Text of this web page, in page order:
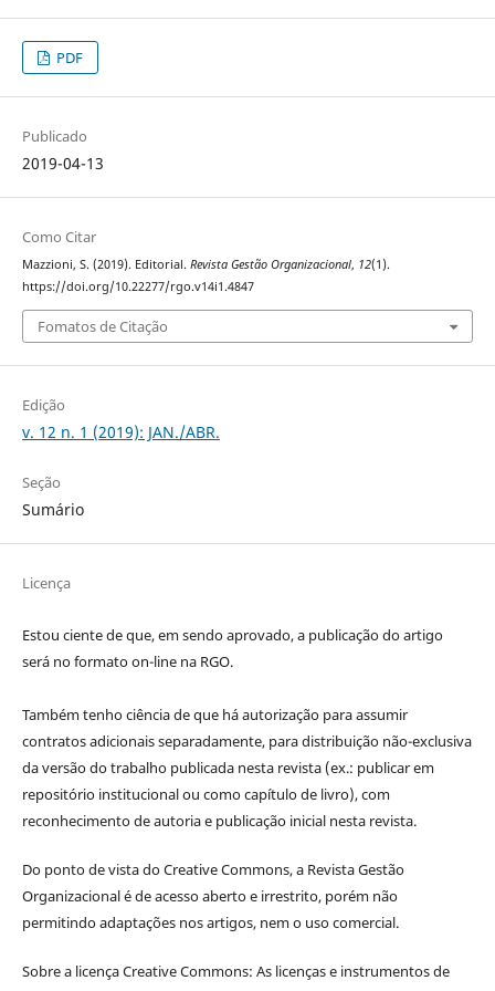
PDF
Publicado
2019-04-13
Como Citar
Mazzioni, S. (2019). Editorial. Revista Gestão Organizacional, 12(1).
https://doi.org/10.22277/rgo.v14i1.4847
Fomatos de Citação
Edição
v. 12 n. 1 (2019): JAN./ABR.
Seção
Sumário
Licença
Estou ciente de que, em sendo aprovado, a publicação do artigo
será no formato on-line na RGO.
Também tenho ciência de que há autorização para assumir
contratos adicionais separadamente, para distribuição não-exclusiva
da versão do trabalho publicada nesta revista (ex.: publicar em
repositório institucional ou como capítulo de livro), com
reconhecimento de autoria e publicação inicial nesta revista.
Do ponto de vista do Creative Commons, a Revista Gestão
Organizacional é de acesso aberto e irrestrito, porém não
permitindo adaptações nos artigos, nem o uso comercial.
Sobre a licença Creative Commons: As licenças e instrumentos de